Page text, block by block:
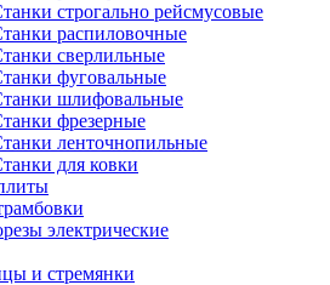
строгально рейсмусовые
распиловочные
сверлильные
фуговальные
шлифовальные
фрезерные
ленточнопильные
для ковки
электрические
и стремянки